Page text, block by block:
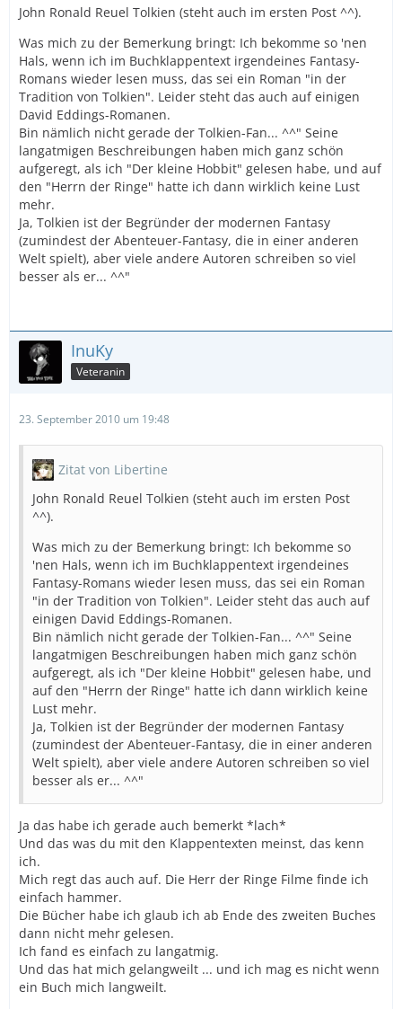
John Ronald Reuel Tolkien (steht auch im ersten Post ^^).
Was mich zu der Bemerkung bringt: Ich bekomme so 'nen
Hals, wenn ich im Buchklappentext irgendeines Fantasy-
Romans wieder lesen muss, das sei ein Roman "in der
Tradition von Tolkien". Leider steht das auch auf einigen
David Eddings-Romanen.
Bin nämlich nicht gerade der Tolkien-Fan... ^^" Seine
langatmigen Beschreibungen haben mich ganz schön
aufgeregt, als ich "Der kleine Hobbit" gelesen habe, und auf
den "Herrn der Ringe" hatte ich dann wirklich keine Lust
mehr.
Ja, Tolkien ist der Begründer der modernen Fantasy
(zumindest der Abenteuer-Fantasy, die in einer anderen
Welt spielt), aber viele andere Autoren schreiben so viel
besser als er... ^^"
InuKy
Veteranin
23. September 2010 um 19:48
Zitat von Libertine
John Ronald Reuel Tolkien (steht auch im ersten Post
^^).
Was mich zu der Bemerkung bringt: Ich bekomme so
'nen Hals, wenn ich im Buchklappentext irgendeines
Fantasy-Romans wieder lesen muss, das sei ein Roman
"in der Tradition von Tolkien". Leider steht das auch auf
einigen David Eddings-Romanen.
Bin nämlich nicht gerade der Tolkien-Fan... ^^" Seine
langatmigen Beschreibungen haben mich ganz schön
aufgeregt, als ich "Der kleine Hobbit" gelesen habe, und
auf den "Herrn der Ringe" hatte ich dann wirklich keine
Lust mehr.
Ja, Tolkien ist der Begründer der modernen Fantasy
(zumindest der Abenteuer-Fantasy, die in einer anderen
Welt spielt), aber viele andere Autoren schreiben so viel
besser als er... ^^"
Ja das habe ich gerade auch bemerkt *lach*
Und das was du mit den Klappentexten meinst, das kenn
ich.
Mich regt das auch auf. Die Herr der Ringe Filme finde ich
einfach hammer.
Die Bücher habe ich glaub ich ab Ende des zweiten Buches
dann nicht mehr gelesen.
Ich fand es einfach zu langatmig.
Und das hat mich gelangweilt ... und ich mag es nicht wenn
ein Buch mich langweilt.